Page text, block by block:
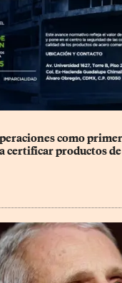
como
certificar productos